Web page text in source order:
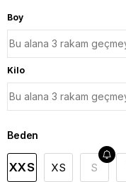
Boy
Kilo
Beden
XXS XS S